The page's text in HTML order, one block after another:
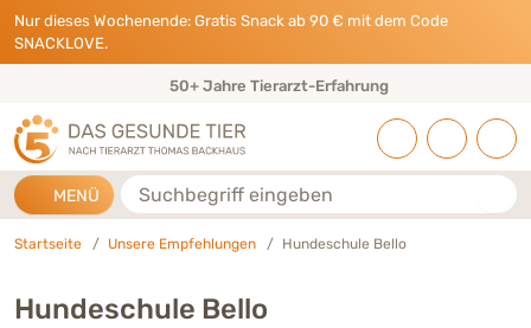
Direkt zu:
INHALT
HAUPTMENÜ
FOOTER
Nur dieses Wochenende: Gratis Snack ab 90 € mit dem Code
SNACKLOVE.
50+ Jahre Tierarzt-Erfahrung
MENÜ Suche
Startseite Unsere Empfehlungen Hundeschule Bello
Hundeschule Bello